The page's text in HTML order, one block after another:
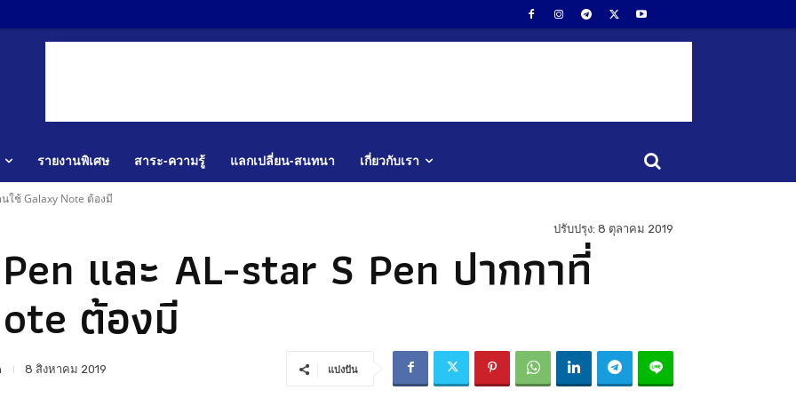
รายงานพิเศษ สาระ-ความรู้ แลกเปลี่ยน-สนทนา เกี่ยวกับเรา
ใช้ Galaxy Note ต้องมี
ปรับปรุง: 8 ตุลาคม 2019
และ AL-star S Pen ปากกาที่
ต้องมี
8 สิงหาคม 2019 แบ่งปัน